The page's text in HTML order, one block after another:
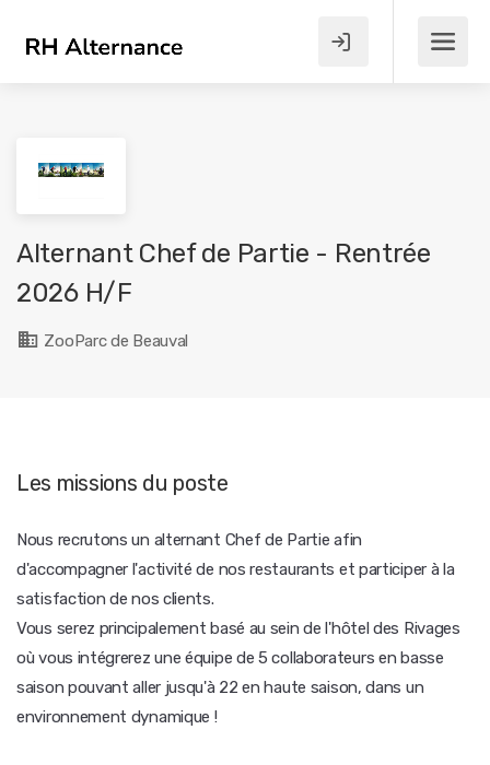
Alternant Chef de Partie - Rentrée
2026 H/F
ZooParc de Beauval
Les missions du poste
Nous recrutons un alternant Chef de Partie afin
d'accompagner l'activité de nos restaurants et participer à la
satisfaction de nos clients.
Vous serez principalement basé au sein de l'hôtel des Rivages
où vous intégrerez une équipe de 5 collaborateurs en basse
saison pouvant aller jusqu'à 22 en haute saison, dans un
environnement dynamique !